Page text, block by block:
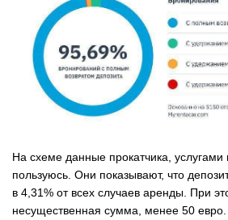
На схеме данные прокатчика, услугами
пользуюсь. Они показывают, что
в 4,31% от всех случаев аренды. При
несущественная сумма, менее 50 евро.